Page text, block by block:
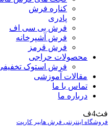
کناره فرش
پادری
فرش بی سی اف
فرش آشپرخانه
فرش قرمز
محصولات حراجی
فرش استوک
مقالات آموزشی
تماس با ما
درباره ما
فث4ف
فروشگاه اینترنتی فرش هایپر کارپت